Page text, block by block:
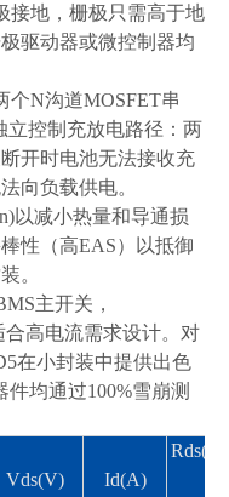
接地，栅极只需高于地
驱动器或微控制器均
个N沟道MOSFET串
立控制充放电路径：两
开时电池无法接收充
向负载供电。
以减小热量和导通损
性（高EAS）以抵御
。
主开关，
合高电流需求设计。对
在小封装中提供出色
件均通过100%雪崩测
Vds(V) Id(A)